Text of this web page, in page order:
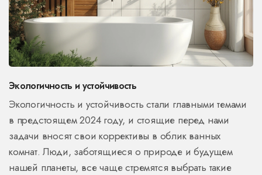
Экологичность и устойчивость
Экологичность и устойчивость стали главными темами
в предстоящем 2024 году, и стоящие перед нами
задачи вносят свои коррективы в облик ванных
комнат. Люди, заботящиеся о природе и будущем
нашей планеты, все чаще стремятся выбрать такие